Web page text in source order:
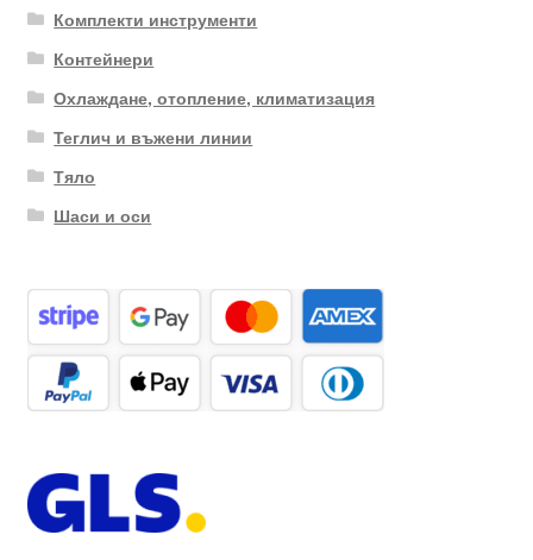
Комплекти инструменти
Контейнери
Охлаждане, отопление, климатизация
Теглич и въжени линии
Тяло
Шаси и оси